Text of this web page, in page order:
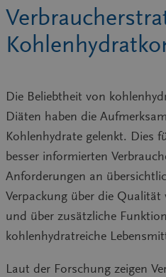
Die Beliebtheit von
Diäten haben die
Kohlenhydrate gelenkt. Dies
besser informierten
Anforderungen an
Verpackung über die Qualität
und über zusätzliche
kohlenhydratreiche
Laut der Forschung zeigen